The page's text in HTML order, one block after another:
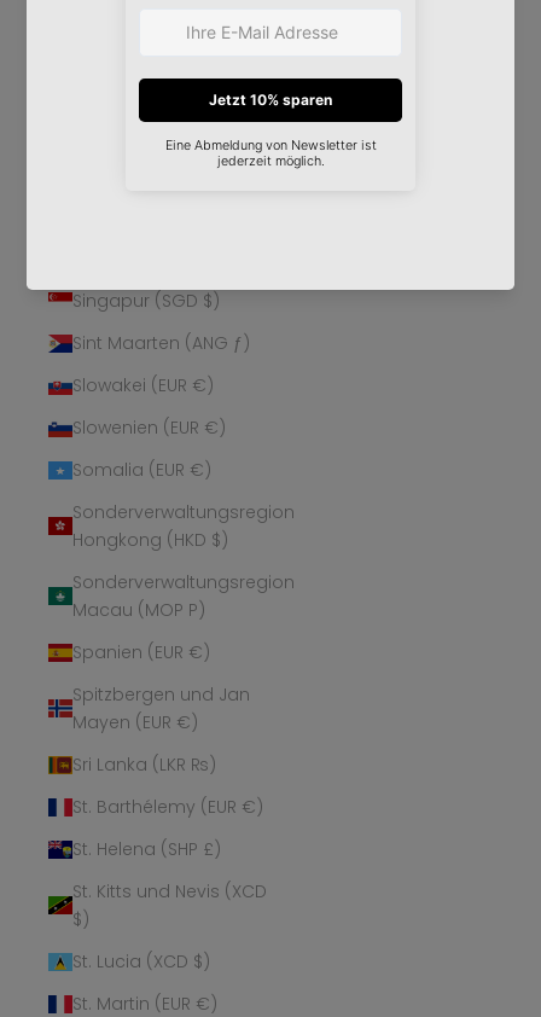
Schweiz (CHF CHF)
Senegal (XOF Fr)
Seychellen (EUR €)
Singapur (SGD $)
Sint Maarten (ANG ƒ)
Slowakei (EUR €)
Slowenien (EUR €)
Somalia (EUR €)
Sonderverwaltungsregion
Hongkong (HKD $)
Sonderverwaltungsregion
Macau (MOP P)
Spanien (EUR €)
Spitzbergen und Jan
Mayen (EUR €)
Sri Lanka (LKR ₨)
St. Barthélemy (EUR €)
St. Helena (SHP £)
St. Kitts und Nevis (XCD
$)
St. Lucia (XCD $)
St. Martin (EUR €)